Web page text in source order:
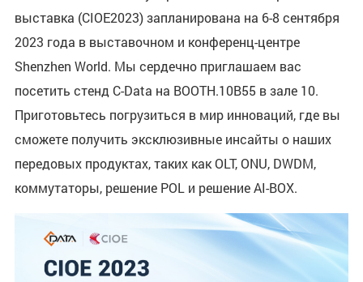
выставка (CIOE2023) запланирована на 6-8 сентября
2023 года в выставочном и конференц-центре
Shenzhen World. Мы сердечно приглашаем вас
посетить стенд C-Data на BOOTH.10B55 в зале 10.
Приготовьтесь погрузиться в мир инноваций, где вы
сможете получить эксклюзивные инсайты о наших
передовых продуктах, таких как OLT, ONU, DWDM,
коммутаторы, решение POL и решение AI-BOX.